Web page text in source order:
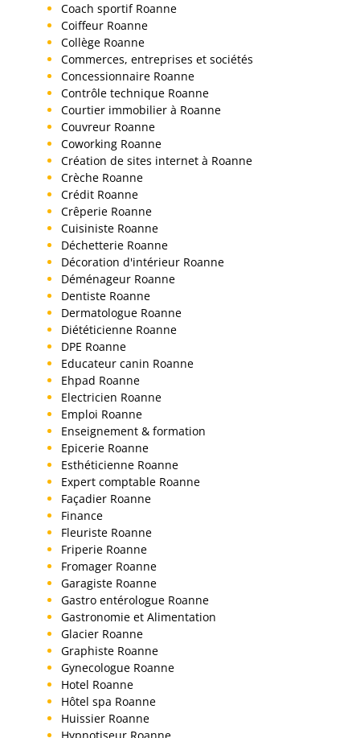
Coach sportif Roanne
Coiffeur Roanne
Collège Roanne
Commerces, entreprises et sociétés
Concessionnaire Roanne
Contrôle technique Roanne
Courtier immobilier à Roanne
Couvreur Roanne
Coworking Roanne
Création de sites internet à Roanne
Crèche Roanne
Crédit Roanne
Crêperie Roanne
Cuisiniste Roanne
Déchetterie Roanne
Décoration d'intérieur Roanne
Déménageur Roanne
Dentiste Roanne
Dermatologue Roanne
Diététicienne Roanne
DPE Roanne
Educateur canin Roanne
Ehpad Roanne
Electricien Roanne
Emploi Roanne
Enseignement & formation
Epicerie Roanne
Esthéticienne Roanne
Expert comptable Roanne
Façadier Roanne
Finance
Fleuriste Roanne
Friperie Roanne
Fromager Roanne
Garagiste Roanne
Gastro entérologue Roanne
Gastronomie et Alimentation
Glacier Roanne
Graphiste Roanne
Gynecologue Roanne
Hotel Roanne
Hôtel spa Roanne
Huissier Roanne